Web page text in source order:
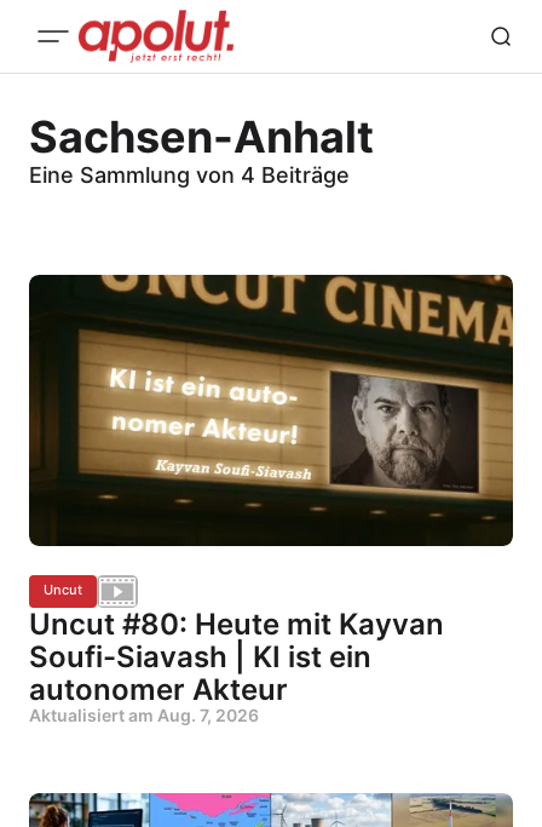
Sachsen-Anhalt
Eine Sammlung von 4 Beiträge
Uncut
Uncut #80: Heute mit Kayvan
Soufi-Siavash | KI ist ein
autonomer Akteur
Aktualisiert am Aug. 7, 2026